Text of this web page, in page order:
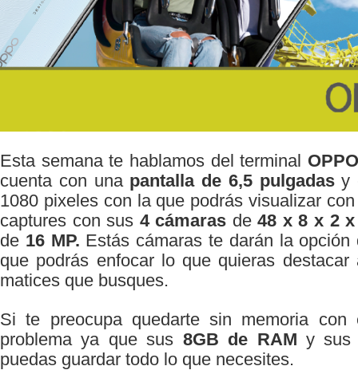
Esta semana te hablamos del terminal
cuenta con una pantalla de 6,5 pulgadasy
1080 pixeles con la que podrás visualizar
captures con sus 4 cámaras de48 x 8 x 2
de 16 MP. Estás cámaras te darán la
que podrás enfocar lo que quieras
matices que busques.
Si te preocupa quedarte sin memoria
problema ya que sus 8GB de RAM y
puedas guardar todo lo que necesites.